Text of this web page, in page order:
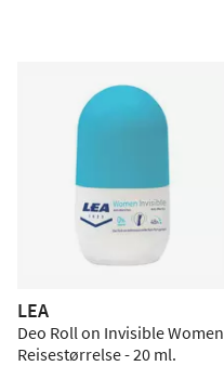
LEA
Deo Roll on Invisible Women
Reisestørrelse - 20 ml.